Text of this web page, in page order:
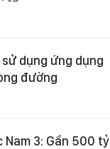
sử dụng ứng dụng
đường
Nam 3: Gần 500 tỷ